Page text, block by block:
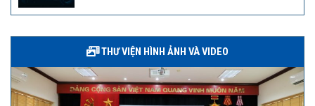
THƯ VIỆN HÌNH ẢNH VÀ VIDEO